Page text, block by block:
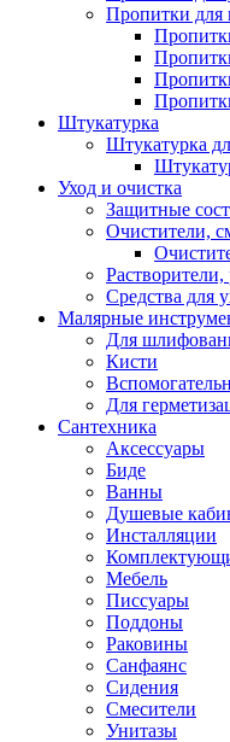
Пропитки для
Штукатурка
Штукатурка
Уход и очистка
Защитные
Очистители,
Растворители,
Средства для
Малярные
Для
Кисти
Для
Сантехника
Аксессуары
Биде
Ванны
Душевые
Инсталляции
Мебель
Писсуары
Поддоны
Раковины
Санфаянс
Сидения
Смесители
Унитазы